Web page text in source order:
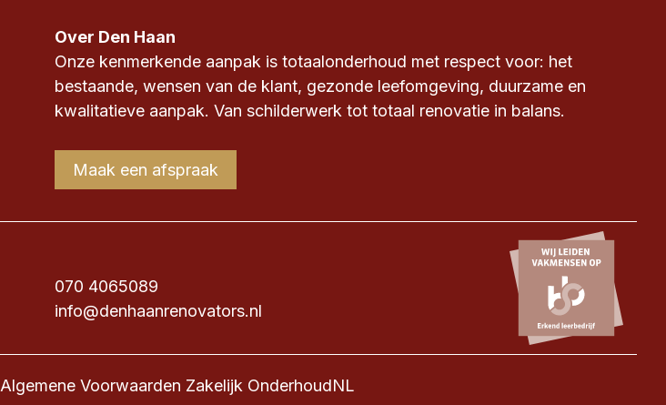
Over Den Haan
Onze kenmerkende aanpak is totaalonderhoud met respect voor: het
bestaande, wensen van de klant, gezonde leefomgeving, duurzame en
kwalitatieve aanpak. Van schilderwerk tot totaal renovatie in balans.
Maak een afspraak
070 4065089
info@denhaanrenovators.nl
Algemene Voorwaarden Zakelijk OnderhoudNL